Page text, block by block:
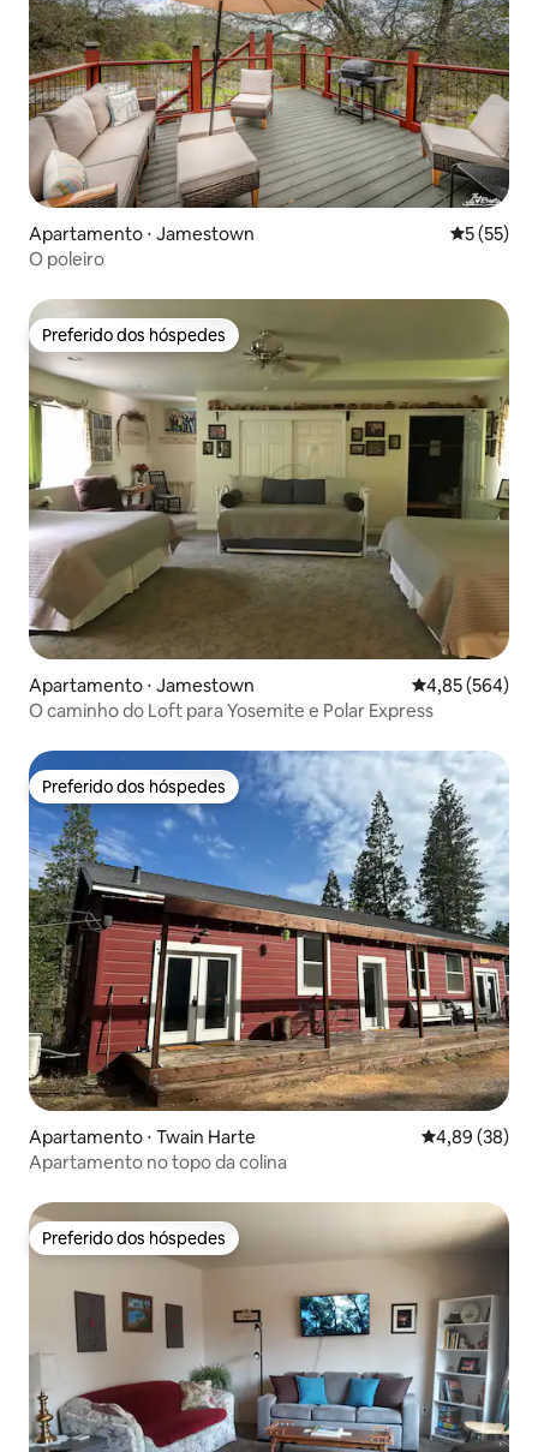
Apartamento ⋅ Jamestown 5 de uma
5 (55)
O poleiro
Preferido dos hóspedes
Preferido dos hóspedes
Apartamento ⋅ Jamestown 4,85 de uma
4,85 (564)
O caminho do Loft para Yosemite e Polar Express
Preferido dos hóspedes
Preferido dos hóspedes
Apartamento ⋅ Twain Harte 4,89 de uma
4,89 (38)
Apartamento no topo da colina
Preferido dos hóspedes
Preferido dos hóspedes